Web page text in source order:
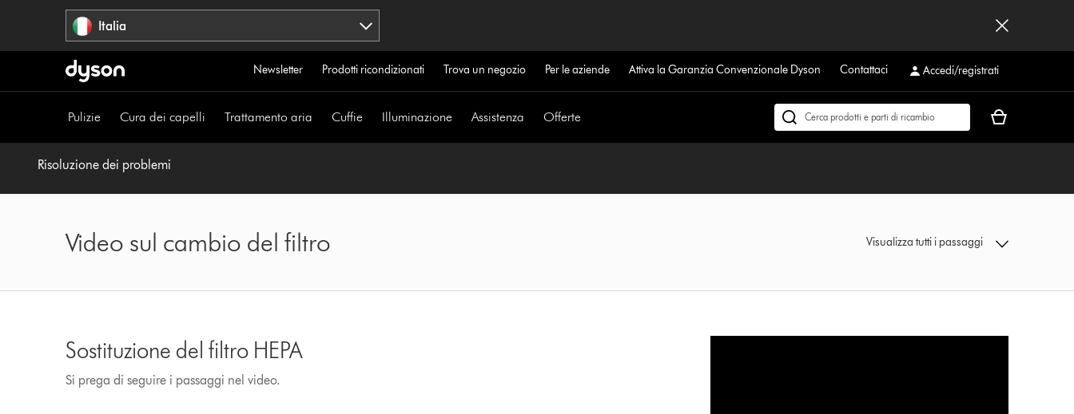
Italia
Newsletter Prodotti ricondizionati Trova un negozio Per le aziende Attiva la Garanzia Convenzionale Dyson Contattaci Accedi/registrati
Pulizie Cura dei capelli Trattamento aria Cuffie Illuminazione Assistenza Offerte
Cerca
Il
Risoluzione dei problemi
Visualizza tutti i passaggi
Video sul cambio del filtro
Sostituzione del filtro HEPA
Si prega di seguire i passaggi nel video.